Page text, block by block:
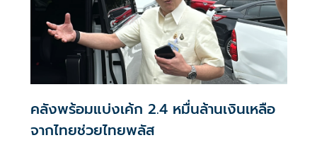
คลังพร้อมแบ่งเค้ก 2.4 หมื่นล้านเงินเหลือ
จากไทยช่วยไทยพลัส